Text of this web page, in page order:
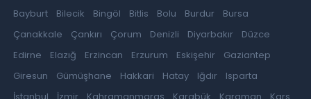
Bayburt
Bilecik Bingöl Bitlis Bolu Burdur
Bursa
Çanakkale
Çankırı Çorum Denizli Diyarbakır
Düzce
Edirne
Elazığ Erzincan Erzurum Eskişehir
Gaziantep
Giresun
Gümüşhane Hakkari Hatay Iğdır
Isparta